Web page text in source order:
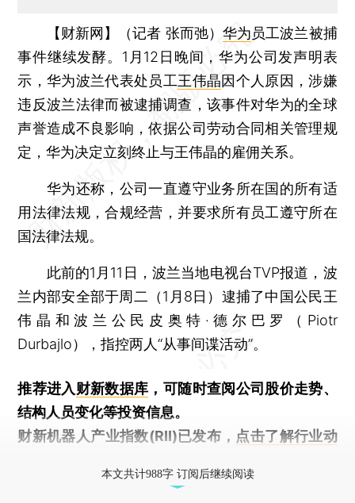
【财新网】（记者 张而弛） 华为员工波兰被捕
事件继续发酵。1月12日晚间，华为公司发声明表
示，华为波兰代表处员工王伟晶因个人原因，涉嫌
违反波兰法律而被逮捕调查，该事件对华为的全球
声誉造成不良影响，依据公司劳动合同相关管理规
定，华为决定立刻终止与王伟晶的雇佣关系。
华为还称，公司一直遵守业务所在国的所有适
用法律法规，合规经营，并要求所有员工遵守所在
国法律法规。
此前的1月11日，波兰当地电视台TVP报道，波
兰内部安全部于周二（1月8日）逮捕了中国公民王
伟晶和波兰公民皮奥特·德尔巴罗（Piotr
Durbajlo），指控两人“从事间谍活动”。
推荐进入财新数据库 ，可随时查阅公司股价走势、
结构人员变化等投资信息。
财新机器人产业指数(RII)已发布， 点击了解行业动
本文共计988字 订阅后继续阅读